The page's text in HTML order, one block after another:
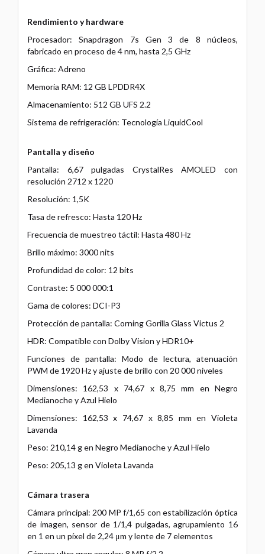
Rendimiento y hardware
Procesador: Snapdragon 7s Gen 3 de 8 núcleos,
fabricado en proceso de 4 nm, hasta 2,5 GHz
Gráfica: Adreno
Memoria RAM: 12 GB LPDDR4X
Almacenamiento: 512 GB UFS 2.2
Sistema de refrigeración: Tecnología LiquidCool
Pantalla y diseño
Pantalla: 6,67 pulgadas CrystalRes AMOLED con
resolución 2712 x 1220
Resolución: 1,5K
Tasa de refresco: Hasta 120 Hz
Frecuencia de muestreo táctil: Hasta 480 Hz
Brillo máximo: 3000 nits
Profundidad de color: 12 bits
Contraste: 5 000 000:1
Gama de colores: DCI-P3
Protección de pantalla: Corning Gorilla Glass Victus 2
HDR: Compatible con Dolby Vision y HDR10+
Funciones de pantalla: Modo de lectura, atenuación
PWM de 1920 Hz y ajuste de brillo con 20 000 niveles
Dimensiones: 162,53 x 74,67 x 8,75 mm en Negro
Medianoche y Azul Hielo
Dimensiones: 162,53 x 74,67 x 8,85 mm en Violeta
Lavanda
Peso: 210,14 g en Negro Medianoche y Azul Hielo
Peso: 205,13 g en Violeta Lavanda
Cámara trasera
Cámara principal: 200 MP f/1,65 con estabilización óptica
de imagen, sensor de 1/1,4 pulgadas, agrupamiento 16
en 1 en un píxel de 2,24 μm y lente de 7 elementos